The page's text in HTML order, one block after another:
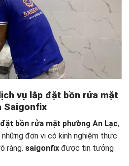
vụ lắp đặt bồn rửa mặt
Saigonfix
bồn rửa mặt phường An Lạc,
đơn vị có kinh nghiệm thực
ràng. saigonfix được tin tưởng